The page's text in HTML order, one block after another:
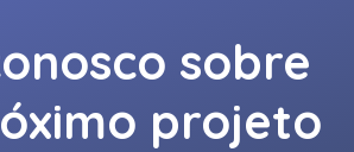
sobre
projeto